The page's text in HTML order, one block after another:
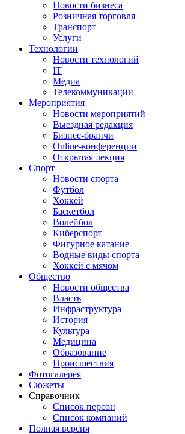
Новости бизнеса
Розничная торговля
Транспорт
Услуги
Технологии
Новости технологий
IT
Медиа
Телекоммуникации
Мероприятия
Новости мероприятий
Выездная редакция
Бизнес-бранчи
Online-конференции
Открытая лекция
Спорт
Новости спорта
Футбол
Хоккей
Баскетбол
Волейбол
Киберспорт
Фигурное катание
Водные виды спорта
Хоккей с мячом
Общество
Новости общества
Власть
Инфраструктура
История
Культура
Медицина
Образование
Происшествия
Фотогалерея
Сюжеты
Справочник
Список персон
Список компаний
Полная версия